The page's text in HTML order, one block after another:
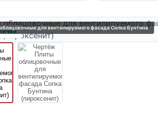
для вентилируемого фасада Сопка Бунтина